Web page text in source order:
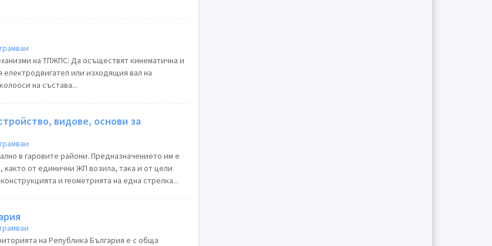
на ТПЖПС: Да осъществят кинематична и
или изходящия вал на
на състава...
видове, основи за
в гаровите райони. Предназначението им е
както от единични ЖП возила, така и от цели
и геометрията на една стрелка...
на Република България е с обща